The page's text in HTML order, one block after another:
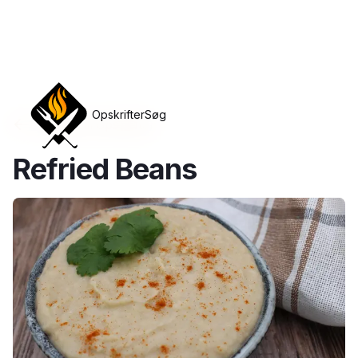
OpskrifterSøg
Tilbage til opskrifter
Refried Beans